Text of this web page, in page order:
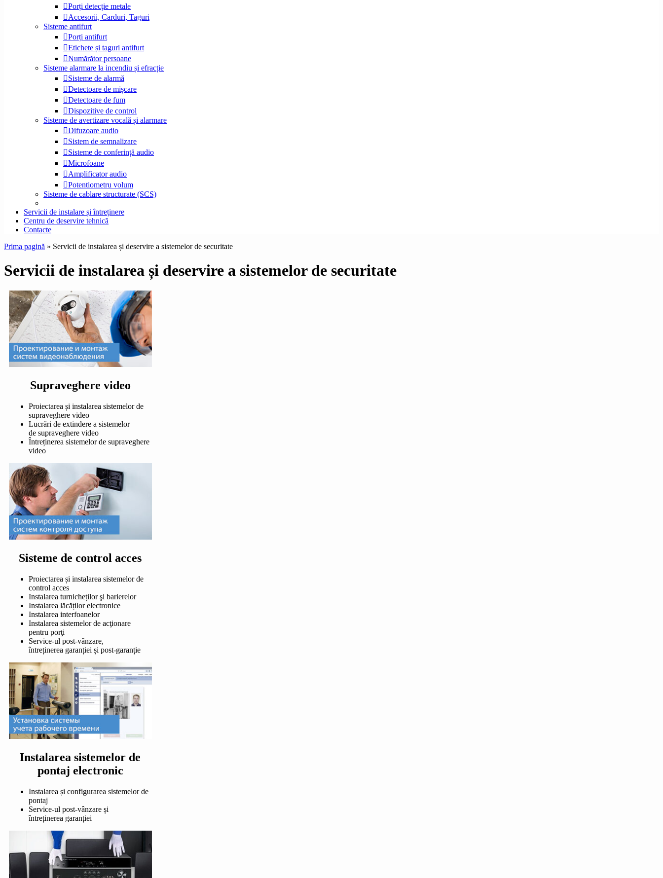
Porți detecție metale
Accesorii, Carduri, Taguri
Sisteme antifurt
Porți antifurt
Etichete și taguri antifurt
Numărător persoane
Sisteme alarmare la incendiu și efracție
Sisteme de alarmă
Detectoare de mișcare
Detectoare de fum
Dispozitive de control
Sisteme de avertizare vocală și alarmare
Difuzoare audio
Sistem de semnalizare
Sisteme de conferință audio
Microfoane
Amplificator audio
Potentiometru volum
Sisteme de cablare structurate (SCS)
Servicii de instalare și întreținere
Centru de deservire tehnică
Contacte
Prima pagină » Servicii de instalarea și deservire a sistemelor de securitate
Servicii de instalarea și deservire a sistemelor de securitate
Supraveghere video
Proiectarea și instalarea sistemelor de
supraveghere video
Lucrări de extindere a sistemelor
de supraveghere video
Întreținerea sistemelor de supraveghere
video
Sisteme de control acces
Proiectarea și instalarea sistemelor de
control acces
Instalarea turnicheților şi barierelor
Instalarea lăcăților electronice
Instalarea interfoanelor
Instalarea sistemelor de acţionare
pentru porţi
Service-ul post-vânzare,
întreținerea garanției și post-garanție
Instalarea sistemelor de
pontaj electronic
Instalarea și configurarea sistemelor de
pontaj
Service-ul post-vânzare și
întreținerea garanției